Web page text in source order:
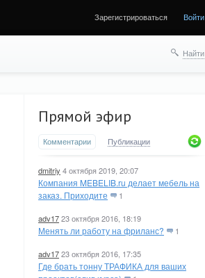
Зарегистрироваться Войти
Найти
Прямой эфир
Комментарии Публикации
dmitriy 4 октября 2019, 20:07
Компания MEBELIB.ru делает мебель на
заказ. Приходите
1
adv1723 октября 2016, 18:19
Менять ли работу на фриланс? 1
adv1723 октября 2016, 17:35
Где брать тонну ТРАФИКА для ваших